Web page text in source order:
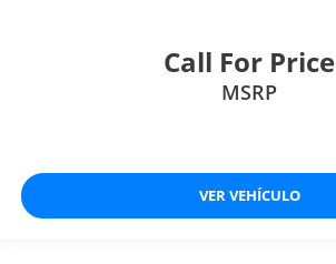
Call For Price
MSRP
VER VEHÍCULO